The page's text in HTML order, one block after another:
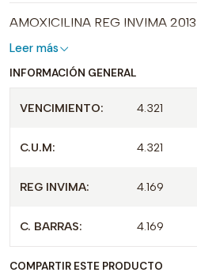
AMOXICILINA REG INVIMA
Leer más
INFORMACIÓN GENERAL
VENCIMIENTO: 4.321
C.U.M: 4.321
REG INVIMA: 4.169
C. BARRAS: 4.169
COMPARTIR ESTE PRODUCTO